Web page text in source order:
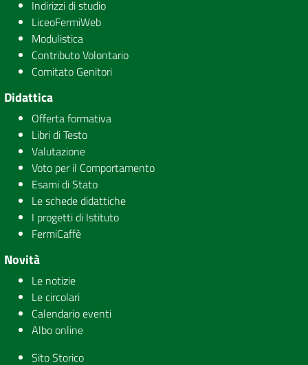
Indirizzi di studio
LiceoFermiWeb
Modulistica
Contributo Volontario
Comitato Genitori
Didattica
Offerta formativa
Libri di Testo
Valutazione
Voto per il Comportamento
Esami di Stato
Le schede didattiche
I progetti di Istituto
FermiCaffè
Novità
Le notizie
Le circolari
Calendario eventi
Albo online
Sito Storico